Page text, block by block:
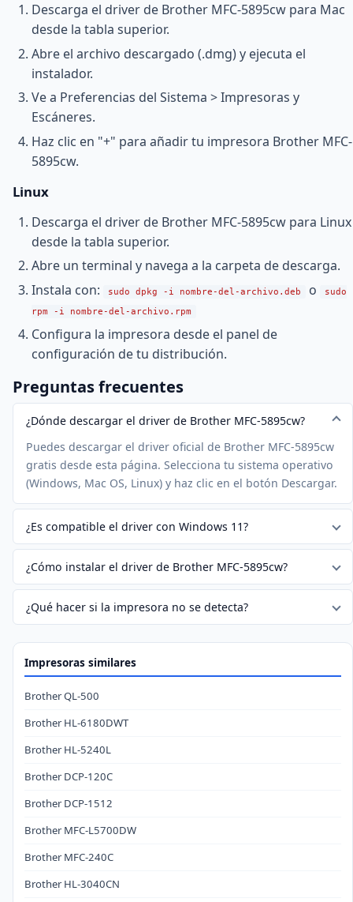
Descarga el driver de Brother MFC-5895cw para Mac
desde la tabla superior.
Abre el archivo descargado (.dmg) y ejecuta el
instalador.
Ve a Preferencias del Sistema > Impresoras y
Escáneres.
Haz clic en "+" para añadir tu impresora Brother MFC-
5895cw.
Linux
Descarga el driver de Brother MFC-5895cw para Linux
desde la tabla superior.
Abre un terminal y navega a la carpeta de descarga.
Instala con:
sudo dpkg -i nombre-del-archivo.deb o
sudo
rpm -i nombre-del-archivo.rpm
Configura la impresora desde el panel de
configuración de tu distribución.
Preguntas frecuentes
¿Dónde descargar el driver de Brother MFC-5895cw?
Puedes descargar el driver oficial de Brother MFC-5895cw
gratis desde esta página. Selecciona tu sistema operativo
(Windows, Mac OS, Linux) y haz clic en el botón Descargar.
¿Es compatible el driver con Windows 11?
¿Cómo instalar el driver de Brother MFC-5895cw?
¿Qué hacer si la impresora no se detecta?
Impresoras similares
Brother QL-500
Brother HL-6180DWT
Brother HL-5240L
Brother DCP-120C
Brother DCP-1512
Brother MFC-L5700DW
Brother MFC-240C
Brother HL-3040CN